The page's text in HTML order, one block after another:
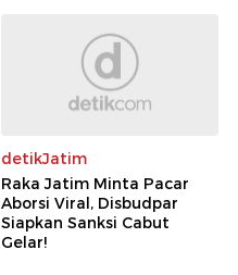
detikJatim
Raka Jatim Minta Pacar
Aborsi Viral, Disbudpar
Siapkan Sanksi Cabut
Gelar!